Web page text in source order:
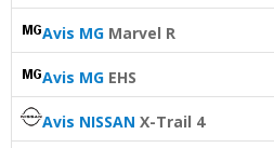
Avis MG Marvel R
Avis MG EHS
Avis NISSAN X-Trail 4